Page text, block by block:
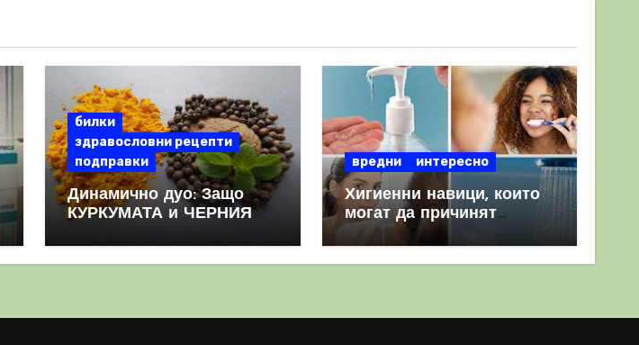
билки
здравословни рецепти
подправки
Динамично дуо: Защо
КУРКУМАТА и ЧЕРНИЯ
комбинация
вредни интересно
Хигиенни навици, които
могат да причинят
повече вреда, отколкото
полза